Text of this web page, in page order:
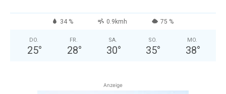
34 % 0.9kmh 75 %
DO.
25°
FR.
28°
SA.
30°
SO.
35°
MO.
38°
Anzeige